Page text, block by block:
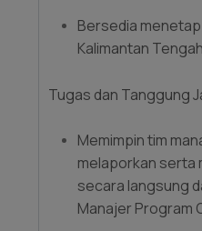
Bersedia menetap
Kalimantan Tengah
Tugas dan Tanggung
Memimpin tim
melaporkan serta
secara langsung
Manajer Program